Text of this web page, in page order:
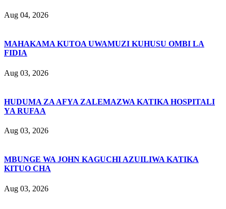
Aug 04, 2026
MAHAKAMA KUTOA UWAMUZI KUHUSU OMBI LA
FIDIA
Aug 03, 2026
HUDUMA ZA AFYA ZALEMAZWA KATIKA HOSPITALI
YA RUFAA
Aug 03, 2026
MBUNGE WA JOHN KAGUCHI AZUILIWA KATIKA
KITUO CHA
Aug 03, 2026